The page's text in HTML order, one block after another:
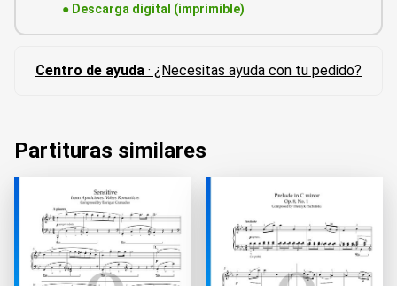
● Descarga digital (imprimible)
Centro de ayuda · ¿Necesitas ayuda con tu pedido?
Partituras similares